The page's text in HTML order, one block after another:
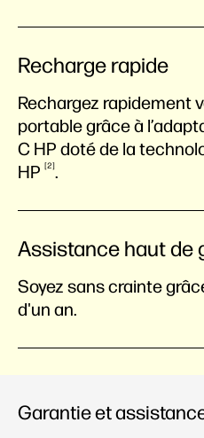
Recharge rapide
Rechargez rapidement
portable grâce à
C HP doté de la
HP
2 .
Assistance haut de
Soyez sans crainte
d'un an.
Garantie et